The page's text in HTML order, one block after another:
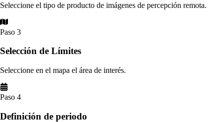
Seleccione el tipo de producto de imágenes de percepción remota.
Paso 3
Selección de Límites
Seleccione en el mapa el área de interés.
Paso 4
Definición de periodo